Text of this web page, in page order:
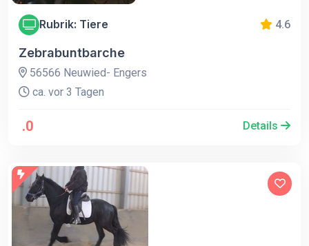
Rubrik: Tiere 4.6
Zebrabuntbarche
56566 Neuwied- Engers
ca. vor 3 Tagen
.0 Details